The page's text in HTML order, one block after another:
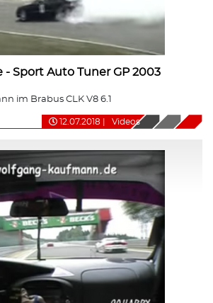
- Sport Auto Tuner GP 2003
im Brabus CLK V8 6.1
12.07.2018 Videos